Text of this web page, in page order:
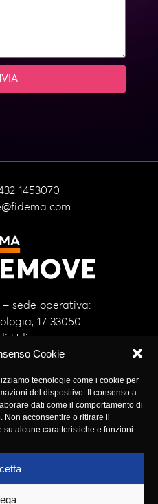
Cookie
tecnologie come i cookie per
del dispositivo. Il consenso a
dati come il comportamento di
acconsentire o ritirare il
alcune caratteristiche e funzioni.
1453070
sede operativa:
17 33050
Udine.
group Srl –
€ 500.000,00
e P.IVA
Registro
00523440310